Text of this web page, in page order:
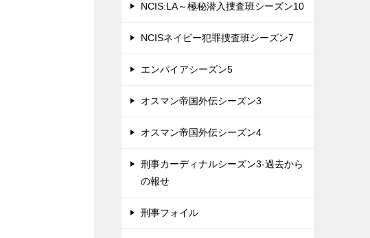
NCIS:LA～極秘潜入捜査班シーズン10
NCISネイビー犯罪捜査班シーズン7
エンパイアシーズン5
オスマン帝国外伝シーズン3
オスマン帝国外伝シーズン4
刑事カーディナルシーズン3-過去から
の報せ
刑事フォイル